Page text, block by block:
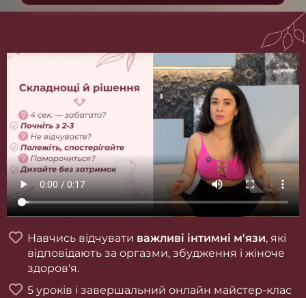
Навчись відчувати важливі інтимні м'язи, які
відповідають за оргазми, збудження і жіноче
здоров'я.
5 уроків і завершальний онлайн майстер-клас